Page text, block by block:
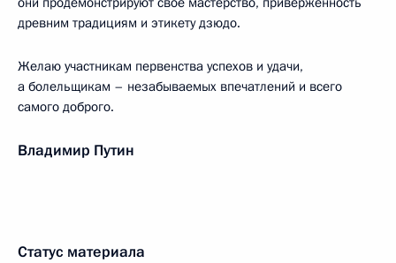
древним традициям и этикету дзюдо.
Желаю участникам первенства успехов и удачи,
а болельщикам – незабываемых впечатлений и всего
самого доброго.
Владимир Путин
Статус материала